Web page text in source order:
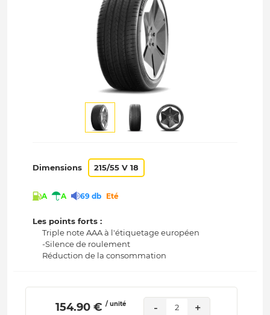
Dimensions 215/55 V 18
A A 69 db Eté
Les points forts :
Triple note AAA à l'étiquetage européen
-Silence de roulement
Réduction de la consommation
154.90 € / unité - 2 +